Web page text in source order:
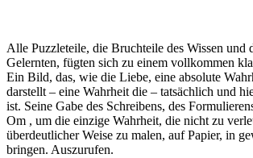
Alle Puzzleteile, die Bruchteile des Wissen und
Gelernten, fügten sich zu einem vollkommen
Ein Bild, das, wie die Liebe, eine absolute
darstellt – eine Wahrheit die – tatsächlich und
ist. Seine Gabe des Schreibens, des
Om , um die einzige Wahrheit, die nicht zu
überdeutlicher Weise zu malen, auf Papier, in
bringen. Auszurufen.